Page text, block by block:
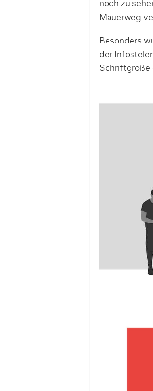
noch zu
Mauerweg
Besonders
der
Schriftgröße